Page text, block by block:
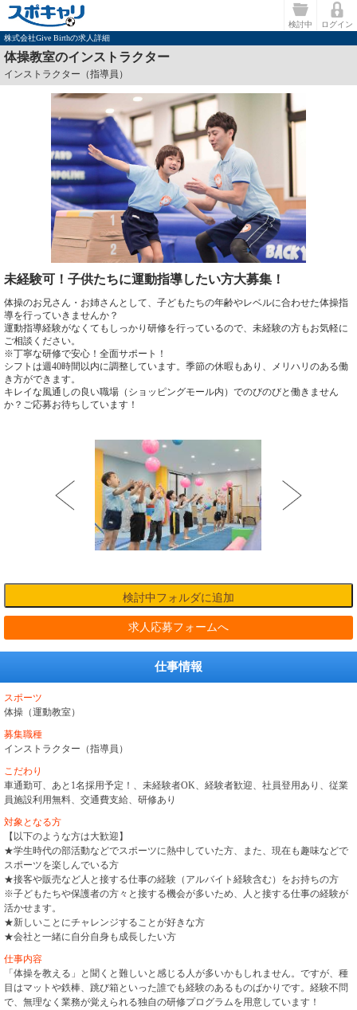
検討中
ログイン
株式会社Give Birthの求人詳細
体操教室のインストラクター
インストラクター（指導員）
未経験可！子供たちに運動指導したい方大募集！
体操のお兄さん・お姉さんとして、子どもたちの年齢やレベルに合わせた体操指
導を行っていきませんか？
運動指導経験がなくてもしっかり研修を行っているので、未経験の方もお気軽に
ご相談ください。
※丁寧な研修で安心！全面サポート！
シフトは週40時間以内に調整しています。季節の休暇もあり、メリハリのある働
き方ができます。
キレイな風通しの良い職場（ショッピングモール内）でのびのびと働きません
か？ご応募お待ちしています！
求人応募フォームへ
仕事情報
スポーツ
体操（運動教室）
募集職種
インストラクター（指導員）
こだわり
車通勤可、あと1名採用予定！、未経験者OK、経験者歓迎、社員登用あり、従業
員施設利用無料、交通費支給、研修あり
対象となる方
【以下のような方は大歓迎】
★学生時代の部活動などでスポーツに熱中していた方、また、現在も趣味などで
スポーツを楽しんでいる方
★接客や販売など人と接する仕事の経験（アルバイト経験含む）をお持ちの方
※子どもたちや保護者の方々と接する機会が多いため、人と接する仕事の経験が
活かせます。
★新しいことにチャレンジすることが好きな方
★会社と一緒に自分自身も成長したい方
仕事内容
「体操を教える」と聞くと難しいと感じる人が多いかもしれません。ですが、種
目はマットや鉄棒、跳び箱といった誰でも経験のあるものばかりです。経験不問
で、無理なく業務が覚えられる独自の研修プログラムを用意しています！